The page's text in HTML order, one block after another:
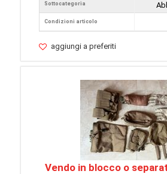
Sottocategoria
Condizioni articolo
aggiungi a preferiti
Vendo in blocco o